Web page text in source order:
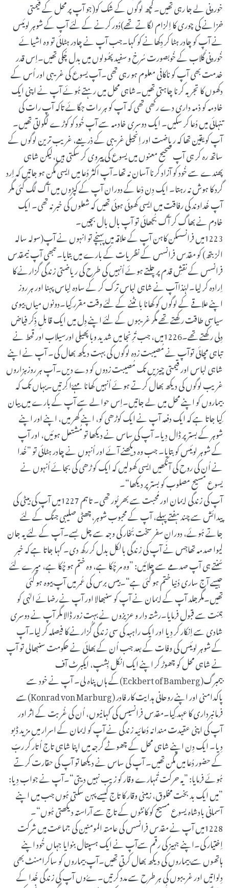
خوردنی لے جا رہی تھیں۔کُچھ لوگوں کے شک کو(جو آپ پر محل کے قیمتی
خزانے کی چوری کا اِلزام لگاتے تھے)دُور کرنے کے لئے آپ کے شوہر لوئیس
نے آپ کو چادر ہٹا کر دِکھانے کو کہا۔جب آپ نے چادر ہٹائی تو وہ اشیائے
خُوردنی گُلاب کے خُوبصورت سُرخ و سفیدپھُولوں میں بدل چُکی تھیں۔اِس قدر
خدمت بھی آپ کو ناکافی معلوم ہو رہی تھی۔آپ یسوع کی غریبی اور اُس کے
دکھوں کا تجربہ کرنا چاہتی تھیں۔شاہی محل میں رہتے ہُوئے آپ نے اپنی ایک
خادمہ کو ذمہ داری دے رکھی تھی کہ آپ کو ہر رات جگائے تاکہ آپ رات کی
تنہائی میں دُعا کر سکیں۔ ایک دوسری خادمہ سے آپ خُود کو کوڑے لگواتی تھیں۔
آپ کویقین تھا کہ ریاضت اور اِنجیلی غریبی کے ذریعے، غریب ترین لوگوں کے
ساتھ رہ کر ہی آپ صحیح معنوں میں یسوع کی پیروی کر سکتی ہیں،لیکن شاہی
پھندے سے خُود کو آزاد کرنا آسان نہ تھا۔آپ اکثر دُعا میں ایسی مگن ہو جاتیں کہ اِرد
گرد کا ہوش نہ رہتا۔ ایک دِن دْعا کے دوران آپ کے کپڑوں میں آگ لگ گئی مگر
آپ خُداوند کی رفاقت میں ایسی کھوئی ہوئی تھیں کہ شعلوں کی خبر نہ تھی۔ ایک
خادم نے بھاگ کر آگ بُجھائی تو آپ بال بال بچیں۔
1223میں فرانسسکن کاہن آپ کے علاقہ میں پہنچے تو انہوں نے آپ(سولہ سالہ
الزبتھ) کو مقدس فرانسس کے نظریات کے بارے میں بتایا۔ تبھی آپ نیمقدس
فرانسس کے نقشِ قدم پر چلتے ہوئے اُنہیں کی طرح کی ریاضتی زندگی گزارنے کا
اِرادہ کر لِیا۔لہٰذاآپ نے شاہی لباس ترک کر کے سادہ لِباس پہنا اور ہر روز
اپنے علاقے کے لوگوں کو کھانا بانٹنے کے لئے وقت مقرر کِیا۔دونوں میاں بیوی
سیاسی طاقت رکھتے تھے مگر غریبوں کے لئے اپنے دِل میں ایک قابلِ ذِکر فیاض
دِلی رکھتے تھے۔1226میں، جب تُرِنجا میں شدید وبا پھیلی اورسیلاب اور قحط نے
تباہی مچائی توآپ نے مُصیبت زدہ لوگوں کی بہت دیکھ بھال کی۔ آپ نے اپنے
شاہی لباس اور قیمتی چیزیں تک مُصیبت زدوں کو دے دیں۔آپ ہر روزہزاروں
غریب لوگوں کی دیکھ بھال کرتے ہوئے اُنہیں کھانا مہےّا کِرتیں۔یہاں تک کہ
بیماروں کو اپنے محل میں لے جاتیں۔اِس حوالے سے آپ کے بارے میں بیان
کِیا جاتا ہے کہ ایک دفعہ آپ نے ایک کوڑھی کو، اپنے گھر میں، اپنے اور اپنے
شوہر کے بستر پر ڈال دِیا۔ آپ کی ساس نے دیکھا تو مُشتعل ہوئیں، اور آپ
کے شوہر لوئیس کو بتایا۔ جب وہ دیکھنے آئے اور اُنہوں نے چادر ہٹائی تو ”خُدا
نے اُن کی روح کی آنکھیں ایسی کھولیں کہ ایک کو ڑھی کی بجائے اُنہوں نے
یسوع مسیح مصلوب کو بستر پر دیکھا“۔
آپ کی زندگی ایمان اور مُحبت سے بھرپُور تھی۔ تاہم 1227میں آپ کی بیٹی کی
پیدائش سے چند ہفتے پہلے، آپ کے محبوب شوہر،چھٹی صلیبی جنگ کے لئے
جاتے ہُوئے، دورانِ سفر سخت بُخار کی وجہ سے چل بسے۔آپ کے لئے یہ جان
لیوا صدمہ تھاجِس نے آپ کی زندگی بالکل بدل کر رکھ دی۔ کہا جاتا ہے کہ خبر
سُنتے ہی آپ صدمے سے چِلائیں: ”وہ مر چُکا ہے، وہ ختم ہو چُکا ہے، میرے لئے
جیسے آج ساری دُنیا ختم ہو گئی ہے“۔بیس برس کی عُمر میں آپ بیوہ ہو گئی
تھیں۔مگرجلد آپ کے ایمان نے آپ کو سنبھالا اور آپ نے رضائے الہٰی کو
ہِمّت سے قبول فرمایا۔رشتہ دار و عزیزوں نے بہت زور ڈالا مگر آپ نے دوسری
شادی سے اِنکار کر دِیا اور ایک راہبہ کی سی زندگی گُزارنے کا فیصلہ کر لِیا۔آپ
کے شوہر لوئیس کی وفات کے بعد جب اُن کے بھائی نے حکومت سنبھالی تو آپ
نے شاہی محل کو چھوڑ کر اپنے ایک انکل بِشپ، ایکبرٹ آف
بیمبرگ(Eckbert of Bamberg)کے ہاں پناہ لی۔ آپ نے خود سے
پاکدامنی اور اپنے روحانی ہدایت کار فادر (Konrad von Marburg)سے
فرمانبرداری کا عہد کِیا۔مقدس فرانسیس کی کہانیوں، اُن کی غُربت کے اثر اور
آپ کی اپنی عقیدت مندانہ دُعائیہ زندگی نے آپ کو ایمان کے اسرار میں مزید ڈبو
دِیا۔ ایک دِن اپنے شاہی محل کے چھوٹے گرجہ میں اپنا شاہی تاج اُتار کر ربّ
کے حضور دُعا میں مگن تھیں۔ آپ کی ساس نے دیکھا تو آپ کی حقارت کرتے
ہُوئے فرمایا: ”یہ حرکت تُمہارے وقار کو زیب نہیں دیتی“۔آپ نے جواب دِیا:
”میں ایک بد بخت مخلوق، زمینی وقار کا تاج کیسے پہن سکتی ہُوں جب میں اپنے
آسمانی بادشاہ یسوع مسیح کو کانٹوں کے تاج سے آراستہ دیکھتی ہُوں“۔
1228میں آپ نے مقدس فرانسس کی عامتہ المومنین کی جماعت میں شرکت
اِختیار کی۔اپنے جہیز کی رقم سےآپ نے ایک ہسپتال بنوایا جہاں خُود اپنے
ہاتھوں سے بیماروں کی دیکھ بھال کرتی تھیں۔آپ بیماروں کو ساکرامنٹ بھی
دِلواتیں اور غریبوں کی ہر طرح سے مدد کرتیں۔ےُوں آپ کی زندگی خُدا کے